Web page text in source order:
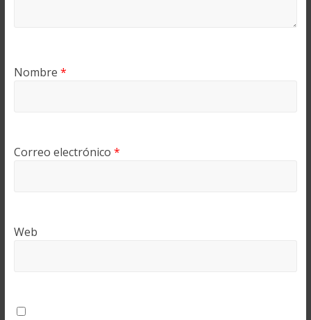
Nombre *
Correo electrónico *
Web